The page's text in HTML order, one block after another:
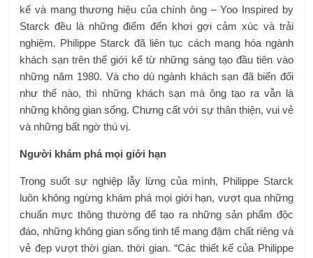
kế và mang thương hiệu của chính ông – Yoo Inspired by
Starck đều là những điểm đến khơi gợi cảm xúc và trải
nghiệm. Philippe Starck đã liên tục cách mạng hóa ngành
khách sạn trên thế giới kể từ những sáng tạo đầu tiên vào
những năm 1980. Và cho dù ngành khách sạn đã biến đổi
như thế nào, thì những khách sạn mà ông tạo ra vẫn là
những không gian sống. Chưng cất với sự thân thiện, vui vẻ
và những bất ngờ thú vị.
Người khám phá mọi giới hạn
Trong suốt sự nghiệp lẫy lừng của mình, Philippe Starck
luôn không ngừng khám phá mọi giới hạn, vượt qua những
chuẩn mực thông thường để tạo ra những sản phẩm độc
đáo, những không gian sống tinh tế mang đậm chất riêng và
vẻ đẹp vượt thời gian. thời gian. “Các thiết kế của Philippe